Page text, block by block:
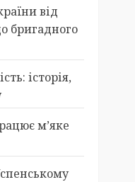
від
бригадного
історія,
м’яке